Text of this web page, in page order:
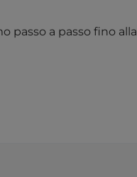
passo a passo fino